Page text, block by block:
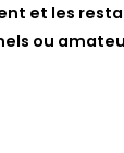
et les
ou